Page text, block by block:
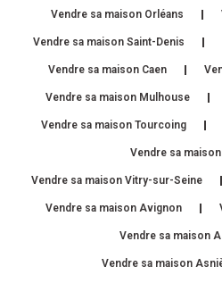
Vendre sa maison Orléans
Vendre sa maison Saint-Denis
Vendre sa maison Caen
Vendre sa maison Mulhouse
Vendre sa maison Tourcoing
Vendre sa
Vendre sa maison Vitry-sur-Seine
Vendre sa maison Avignon
Vendre sa maison
Vendre sa maison